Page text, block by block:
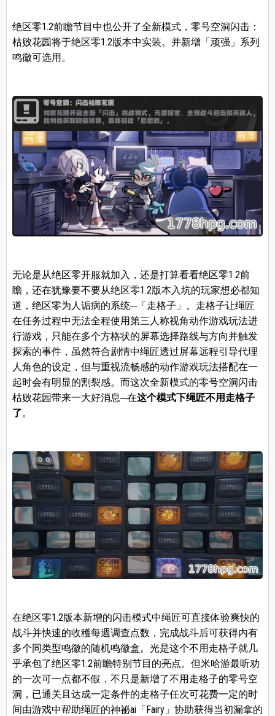
绝区零1.2前瞻节目中也公开了全新模式，零号空洞闪击：
枯败花园将于绝区零1.2版本中实装。并新增「顽强」系列
鸣徽可选用。
无论是从绝区零开服就加入，还是打算看看绝区零1.2前
瞻，还在犹豫要不要从绝区零1.2版本入坑的玩家想必都知
道，绝区零为人诟病的系统─「走格子」。走格子让绳匠
在任务过程中无法全程使用第三人称视角动作游戏玩法进
行游戏，只能在多个方格状的屏幕选择路线与方向并触发
探索的事件，虽然符合剧情中绳匠透过屏幕远程引导代理
人角色的设定，但与重视流畅感的动作游戏玩法搭配在一
起时会有明显的割裂感。而这次全新模式的零号空洞闪击
枯败花园带来一大好消息─在这个模式下绳匠不用走格子
了。
在绝区零1.2版本新增的闪击模式中绳匠可直接体验爽快的
战斗并快速的收穫每週调查点数，完成战斗后可获得内有
多个同类型鸣徽的随机鸣徽盒。光是这个不用走格子就几
乎承包了绝区零1.2前瞻特别节目的亮点。但米哈游最听劝
的一次可一点都不假，不只是新增了不用走格子的零号空
洞，已通关且达成一定条件的走格子任次可花费一定的时
间由游戏中帮助绳匠的神祕ai「Fairy」协助获得当初漏拿的